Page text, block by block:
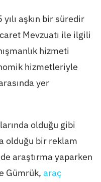
aşkın bir süredir
Mevzuatı ile ilgili
hizmeti
hizmetleriyle
yer
olduğu gibi
olduğu bir reklam
araştırma yaparken
Gümrük, araç